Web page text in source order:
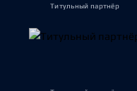
Титульный партнёр